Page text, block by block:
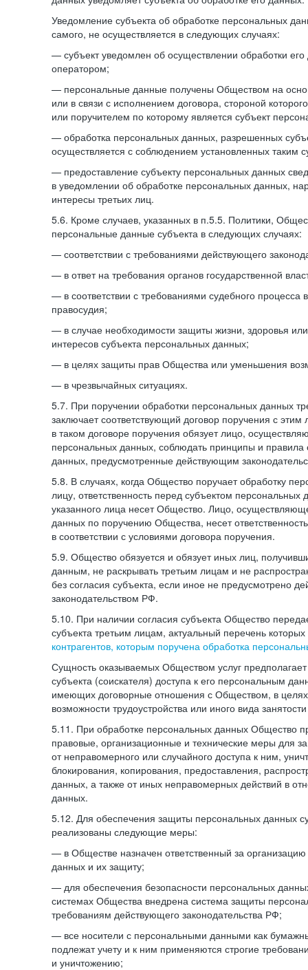
Уведомление субъекта об обработке персональных
самого, не осуществляется в следующих случаях:
— субъект уведомлен об осуществлении обработки
оператором;
— персональные данные получены Обществом на
или в связи с исполнением договора, стороной
или поручителем по которому является субъект
— обработка персональных данных, разрешенных
осуществляется с соблюдением установленных таким
— предоставление субъекту персональных данных
в уведомлении об обработке персональных данных,
интересы третьих лиц.
5.6. Кроме случаев, указанных в п.5.5. Политики,
персональные данные субъекта в следующих случаях:
— соответствии с требованиями действующего
— в ответ на требования органов государственной
— в соответствии с требованиями судебного процесса
правосудия;
— в случае необходимости защиты жизни, здоровья
интересов субъекта персональных данных;
— в целях защиты прав Общества или уменьшения
— в чрезвычайных ситуациях.
5.7. При поручении обработки персональных данных
заключает соответствующий договор поручения с
в таком договоре поручения обязует лицо,
персональных данных, соблюдать принципы и правила
данных, предусмотренные действующим
5.8. В случаях, когда Общество поручает обработку
лицу, ответственность перед субъектом персональных
указанного лица несет Общество. Лицо,
данных по поручению Общества, несет
в соответствии с условиями договора поручения.
5.9. Общество обязуется и обязует иных лиц,
данным, не раскрывать третьим лицам и не
без согласия субъекта, если иное не предусмотрено
законодательством РФ.
5.10. При наличии согласия субъекта Общество
субъекта третьим лицам, актуальный перечень
контрагентов, которым поручена обработка
Сущность оказываемых Обществом услуг
субъекта (соискателя) доступа к его персональным
имеющих договорные отношения с Обществом, в
возможности трудоустройства или иного вида
5.11. При обработке персональных данных Общество
правовые, организационные и технические меры для
от неправомерного или случайного доступа к ним,
блокирования, копирования, предоставления,
данных, а также от иных неправомерных действий в
данных.
5.12. Для обеспечения защиты персональных данных
реализованы следующие меры:
— в Обществе назначен ответственный за
данных и их защиту;
— для обеспечения безопасности персональных
системах Общества внедрена система защиты
требованиям действующего законодательства РФ;
— все носители с персональными данными как
подлежат учету и к ним применяются строгие
и уничтожению;